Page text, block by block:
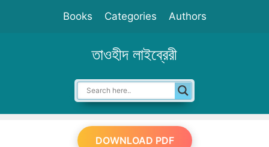
Books Categories Authors
তাওহীদ লাইব্রেরী
DOWNLOAD PDF